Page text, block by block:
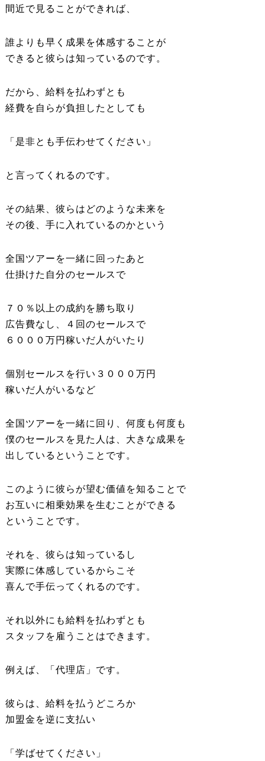
間近で見ることができれば、
誰よりも早く成果を体感することが
できると彼らは知っているのです。
だから、給料を払わずとも
経費を自らが負担したとしても
「是非とも手伝わせてください」
と言ってくれるのです。
その結果、彼らはどのような未来を
その後、手に入れているのかという
全国ツアーを一緒に回ったあと
仕掛けた自分のセールスで
７０％以上の成約を勝ち取り
広告費なし、４回のセールスで
６０００万円稼いだ人がいたり
個別セールスを行い３０００万円
稼いだ人がいるなど
全国ツアーを一緒に回り、何度も何度も
僕のセールスを見た人は、大きな成果を
出しているということです。
このように彼らが望む価値を知ることで
お互いに相乗効果を生むことができる
ということです。
それを、彼らは知っているし
実際に体感しているからこそ
喜んで手伝ってくれるのです。
それ以外にも給料を払わずとも
スタッフを雇うことはできます。
例えば、「代理店」です。
彼らは、給料を払うどころか
加盟金を逆に支払い
「学ばせてください」